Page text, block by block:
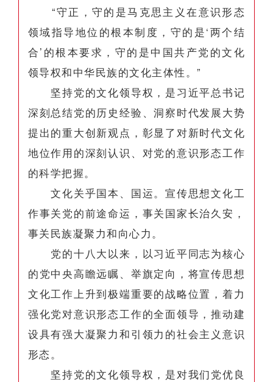
“守正，守的是马克思主义在意识形态
领域指导地位的根本制度，守的是‘两个结
合’的根本要求，守的是中国共产党的文化
领导权和中华民族的文化主体性。”
坚持党的文化领导权，是习近平总书记
深刻总结党的历史经验、洞察时代发展大势
提出的重大创新观点，彰显了对新时代文化
地位作用的深刻认识、对党的意识形态工作
的科学把握。
文化关乎国本、国运。宣传思想文化工
作事关党的前途命运，事关国家长治久安，
事关民族凝聚力和向心力。
党的十八大以来，以习近平同志为核心
的党中央高瞻远瞩、举旗定向，将宣传思想
文化工作上升到极端重要的战略位置，着力
强化党对意识形态工作的全面领导，推动建
设具有强大凝聚力和引领力的社会主义意识
形态。
坚持党的文化领导权，是对我们党优良